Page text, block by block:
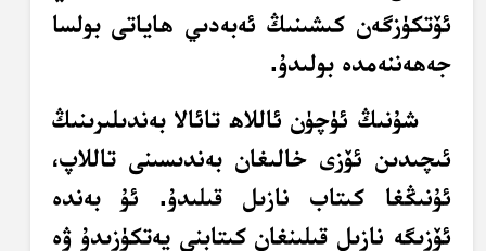
ئۆتكۈزگەن كىشىنىڭ ئەبەدىي ھاياتى بولسا
جەھەننەمدە بولىدۇ.
شۇنىڭ ئۈچۈن ئاللاھ تائالا بەندىلىرىنىڭ
ئىچىدىن ئۆزى خالىغان بەندىسىنى تاللاپ،
ئۇنىڭغا كىتاب نازىل قىلىدۇ. ئۇ بەندە
ئۆزىگە نازىل قىلىنغان كىتابنى يەتكۈزىدۇ ۋە